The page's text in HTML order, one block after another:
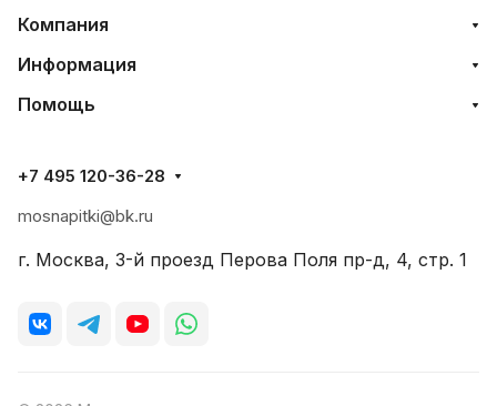
Компания
Информация
Помощь
+7 495 120-36-28
mosnapitki@bk.ru
г. Москва, 3-й проезд Перова Поля пр-д, 4, стр. 1